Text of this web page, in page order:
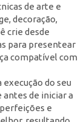
de arte e
decoração,
crie desde
para presentear
compatível com
do seu
de iniciar a
e